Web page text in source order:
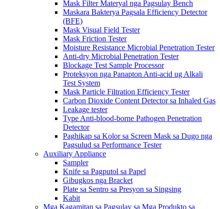
Mask Filter Materyal nga Pagsulay Bench
Maskara Bakterya Pagsala Efficiency Detector
(BFE)
Mask Visual Field Tester
Mask Friction Tester
Moisture Resistance Microbial Penetration Tester
Anti-dry Microbial Penetration Tester
Blockage Test Sample Processor
Proteksyon nga Panapton Anti-acid ug Alkali
Test System
Mask Particle Filtration Efficiency Tester
Carbon Dioxide Content Detector sa Inhaled Gas
Leakage tester
Type Anti-blood-borne Pathogen Penetration
Detector
Paghikap sa Kolor sa Screen Mask sa Dugo nga
Pagsulud sa Performance Tester
Auxiliary Appliance
Sampler
Knife sa Pagputol sa Papel
Gibugkos nga Bracket
Plate sa Sentro sa Presyon sa Singsing
Kabit
Mga Kagamitan sa Pagsulay sa Mga Produkto sa